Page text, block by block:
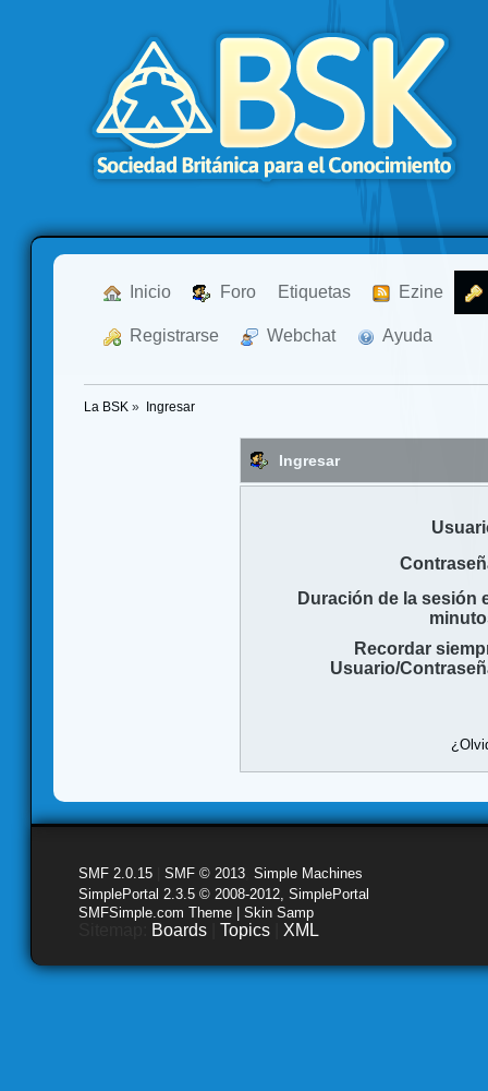
Inicio Foro Etiquetas Ezine
Registrarse Webchat Ayuda
La BSK » Ingresar
Ingresar
Duración de la sesión
Recordar
Usuario/
SMF 2.0.15 SMF © 2013 Simple Machines
SimplePortal 2.3.5 © 2008-2012, SimplePortal
SMFSimple.com Theme | Skin Samp
Boards Topics XML